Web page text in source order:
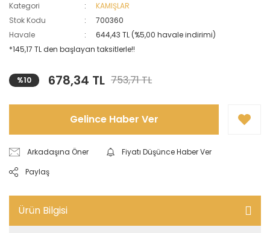
Kategori
KAMIŞLAR
Stok Kodu
700360
Havale
644,43 TL (%5,00 havale indirimi)
*145,17 TL den başlayan taksitlerle!!
%10 678,34 TL 753,71 TL
Gelince Haber Ver
Arkadaşına Öner
Fiyatı Düşünce Haber Ver
Paylaş
Ürün Bilgisi